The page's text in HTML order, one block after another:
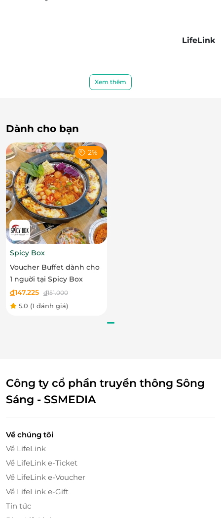
LifeLink
Xem thêm
Dành cho bạn
2%
Spicy Box
Voucher Buffet dành cho
1 nguời tại Spicy Box
đ147.225 đ151.000
5.0 (1 đánh giá)
Công ty cổ phần truyền thông Sông
Sáng - SSMEDIA
Về chúng tôi
Về LifeLink
Về LifeLink e-Ticket
Về LifeLink e-Voucher
Về LifeLink e-Gift
Tin tức